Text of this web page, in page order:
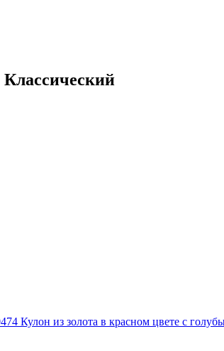
Кулон из золота в красном цвете с